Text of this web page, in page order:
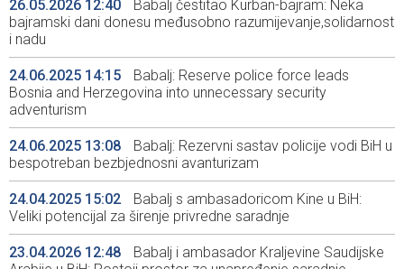
26.05.2026 12:40
Babalj čestitao Kurban-bajram: Neka
bajramski dani donesu međusobno razumijevanje,solidarnost
i nadu
24.06.2025 14:15
Babalj: Reserve police force leads
Bosnia and Herzegovina into unnecessary security
adventurism
24.06.2025 13:08
Babalj: Rezervni sastav policije vodi BiH u
bespotreban bezbjednosni avanturizam
24.04.2025 15:02
Babalj s ambasadoricom Kine u BiH:
Veliki potencijal za širenje privredne saradnje
23.04.2026 12:48
Babalj i ambasador Kraljevine Saudijske